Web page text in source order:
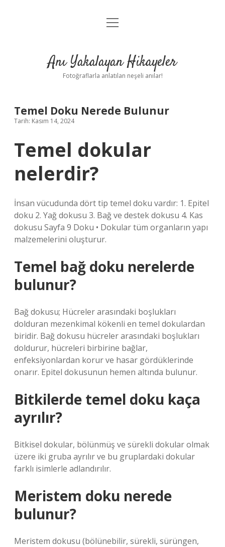
Anasayfa
Yasal Uyarı
menüyü
Anı Yakalayan Hikayeler
Fotoğraflarla anlatılan neşeli anılar!
Temel Doku Nerede Bulunur
Tarih: Kasım 14, 2024
Temel dokular
nelerdir?
İnsan vücudunda dört tip temel doku vardır: 1. Epitel
doku 2. Yağ dokusu 3. Bağ ve destek dokusu 4. Kas
dokusu Sayfa 9 Doku • Dokular tüm organların yapı
malzemelerini oluşturur.
Temel bağ doku nerelerde
bulunur?
Bağ dokusu; Hücreler arasındaki boşlukları
dolduran mezenkimal kökenli en temel dokulardan
biridir. Bağ dokusu hücreler arasındaki boşlukları
doldurur, hücreleri birbirine bağlar,
enfeksiyonlardan korur ve hasar gördüklerinde
onarır. Epitel dokusunun hemen altında bulunur.
Bitkilerde temel doku kaça
ayrılır?
Bitkisel dokular, bölünmüş ve sürekli dokular olmak
üzere iki gruba ayrılır ve bu gruplardaki dokular
farklı isimlerle adlandırılır.
Meristem doku nerede
bulunur?
Meristem dokusu (bölünebilir, sürekli, sürüngen,